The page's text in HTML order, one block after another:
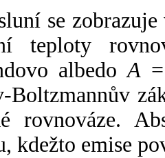
se
teploty
albedoA
Boltzmannův
rovnováze.
kdežto emise